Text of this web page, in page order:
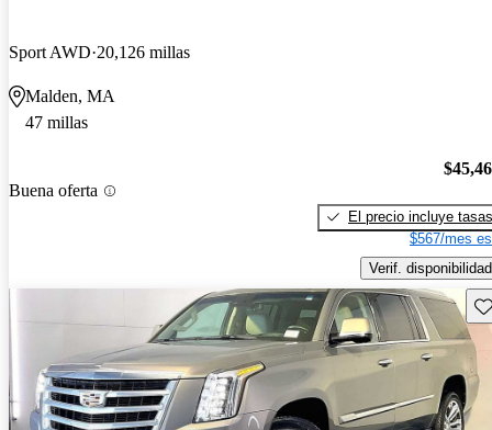
Sport AWD 20,126 millas
Malden, MA
47 millas
Buena oferta
El precio incluye tasas
$567/mes
Verif. disponibilidad